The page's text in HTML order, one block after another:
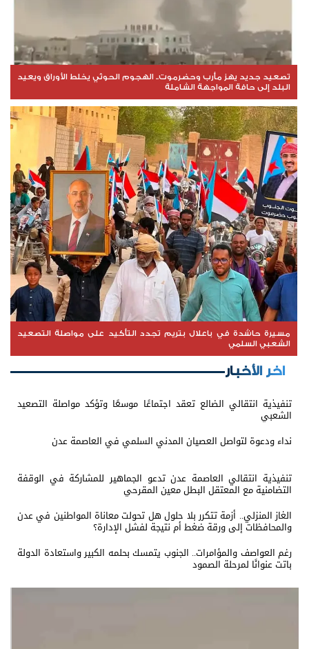
تصعيد جديد يهز مأرب وحضرموت.. الهجوم الحوثي يخلط الأوراق ويعيد
البلد إلى حافة المواجهة الشاملة
مسيرة حاشدة في باعلال بتريم تجدد التأكيد على مواصلة التصعيد
الشعبي السلمي
اخر الأخبار
تنفيذية انتقالي الضالع تعقد اجتماعًا موسعًا وتؤكد مواصلة التصعيد
الشعبي
نداء ودعوة لتواصل العصيان المدني السلمي في العاصمة عدن
تنفيذية انتقالي العاصمة عدن تدعو الجماهير للمشاركة في الوقفة
التضامنية مع المعتقل البطل معين المقرحي
الغاز المنزلي.. أزمة تتكرر بلا حلول هل تحولت معاناة المواطنين في عدن
والمحافظات إلى ورقة ضغط أم نتيجة لفشل الإدارة؟
رغم العواصف والمؤامرات.. الجنوب يتمسك بحلمه الكبير واستعادة الدولة
باتت عنوانًا لمرحلة الصمود